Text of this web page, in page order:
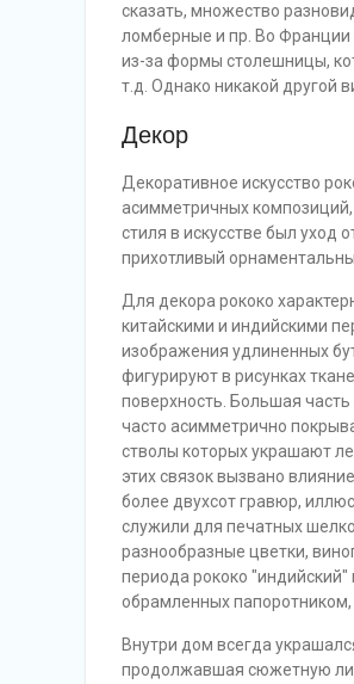
сказать, множество
ломберные и пр. Во Франции
из-за формы столешницы,
т.д. Однако никакой другой
Декор
Декоративное искусство
асимметричных
стиля в искусстве был уход
прихотливый
Для декора рококо
китайскими и индийскими
изображения удлиненных
фигурируют в рисунках
поверхность. Большая
часто асимметрично
стволы которых украшают
этих связок вызвано
более двухсот гравюр,
служили для печатных
разнообразные цветки,
периода рококо "индийский"
обрамленных папоротником,
Внутри дом всегда
продолжавшая сюжетную